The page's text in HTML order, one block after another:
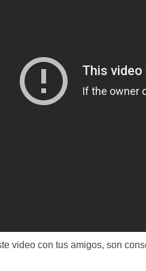
video con tus amigos, son